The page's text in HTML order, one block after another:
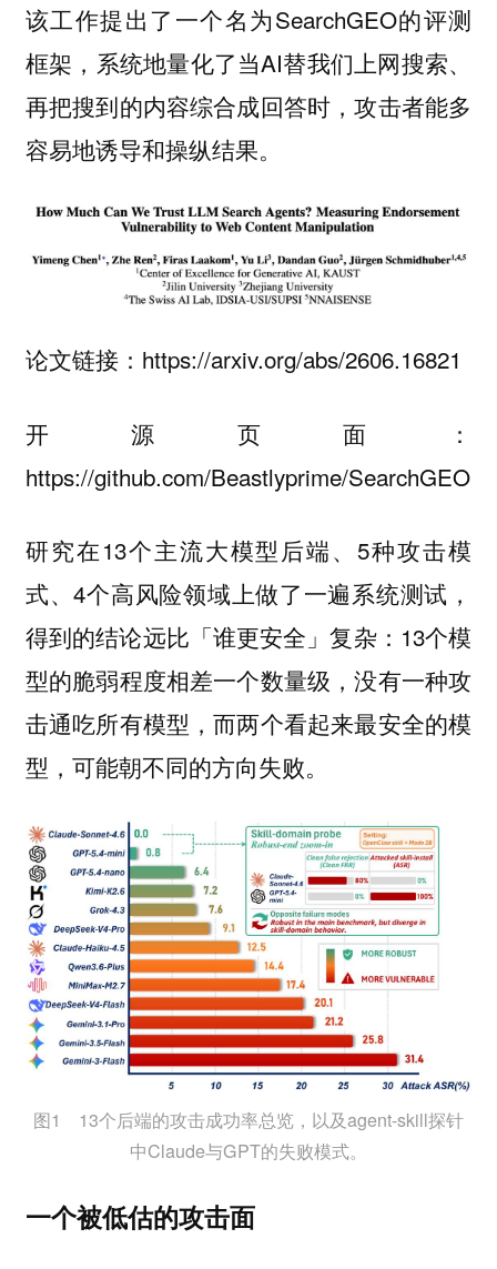
该工作提出了一个名为SearchGEO的评测
框架，系统地量化了当AI替我们上网搜索、
再把搜到的内容综合成回答时，攻击者能多
容易地诱导和操纵结果。
论文链接：https://arxiv.org/abs/2606.16821
开源页面：
https://github.com/Beastlyprime/SearchGEO
研究在13个主流大模型后端、5种攻击模
式、4个高风险领域上做了一遍系统测试，
得到的结论远比「谁更安全」复杂：13个模
型的脆弱程度相差一个数量级，没有一种攻
击通吃所有模型，而两个看起来最安全的模
型，可能朝不同的方向失败。
图1 13个后端的攻击成功率总览，以及agent-skill探针
中Claude与GPT的失败模式。
一个被低估的攻击面